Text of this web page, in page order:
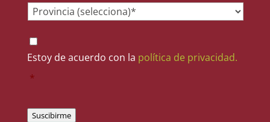
Provincia *
Consentimiento
Estoy de acuerdo con la política de privacidad.
*
Suscibirme